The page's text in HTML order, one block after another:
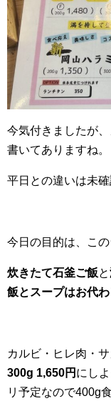
今気付きましたが
書いてありますね。
平日との違いは未確
今日の目的は、この
炊きたて石釜ご飯 と
飯とスープはお代
カルビ・ヒレ肉・
300g 1,650円 にし
リ予定なので400g